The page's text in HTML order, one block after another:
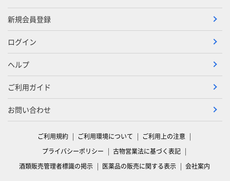
新規会員登録
ログイン
ヘルプ
ご利用ガイド
お問い合わせ
ご利用規約 ご利用環境について
ご利用上の注意
プライバシーポリシー
古物営業法に基づく表記
酒類販売管理者標識の掲示
医薬品の販売に関する表示 会社案内